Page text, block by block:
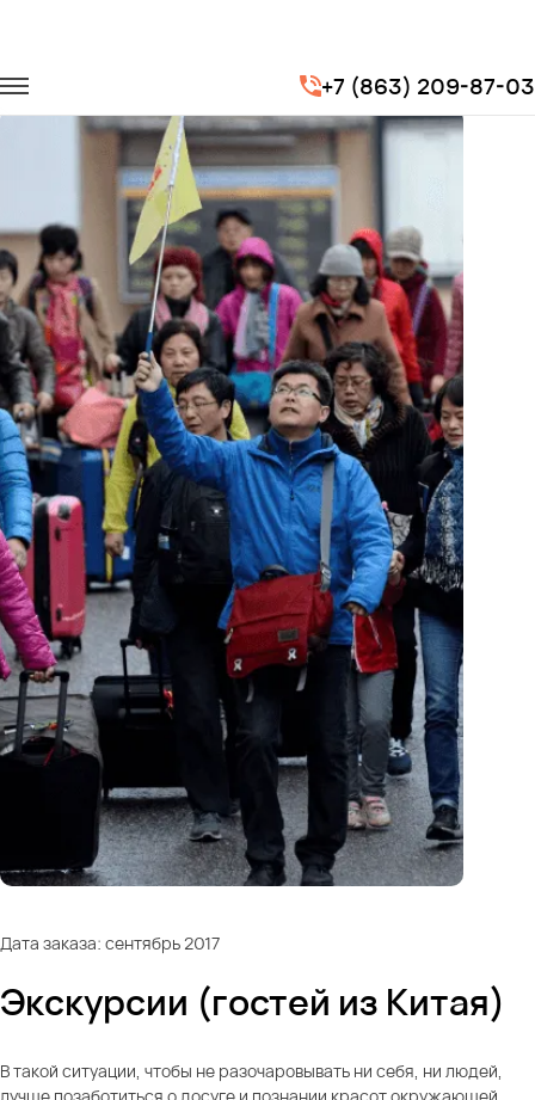
+7 (863) 209-87-03
Городские перевозки
Экскурсии (гостей из Китая)
Дата заказа: сентябрь 2017
Экскурсии (гостей из Китая)
В такой ситуации, чтобы не разочаровывать ни себя, ни людей,